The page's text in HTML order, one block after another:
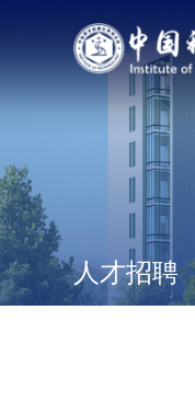
人才招聘